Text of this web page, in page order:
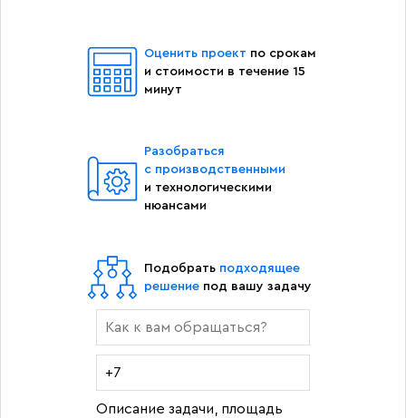
Оценить проект по срокам
и стоимости в течение 15
минут
Разобраться
с производственными
и технологическими
нюансами
Подобрать подходящее
решение под вашу задачу
Описание задачи, площадь